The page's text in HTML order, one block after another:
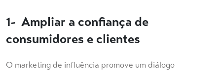
1- Ampliar a confiança de
consumidores e clientes
O marketing de influência promove um diálogo